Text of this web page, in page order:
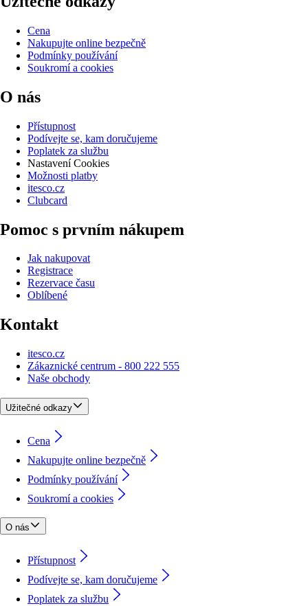
Cena
Nakupujte online bezpečně
Podmínky používání
Soukromí a cookies
O nás
Přístupnost
Podívejte se, kam doručujeme
Poplatek za službu
Nastavení Cookies
Možnosti platby
itesco.cz
Clubcard
Pomoc s prvním nákupem
Jak nakupovat
Registrace
Rezervace času
Oblíbené
Kontakt
itesco.cz
Zákaznické centrum - 800 222 555
Naše obchody
Užitečné odkazy
Cena
Nakupujte online bezpečně
Podmínky používání
Soukromí a cookies
O nás
Přístupnost
Podívejte se, kam doručujeme
Poplatek za službu